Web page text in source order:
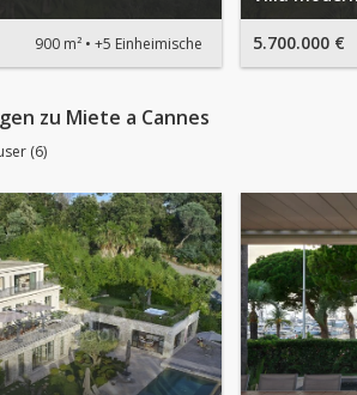
900 m² +5 Einheimische 5.700.000 €
zu Miete a Cannes
(6)